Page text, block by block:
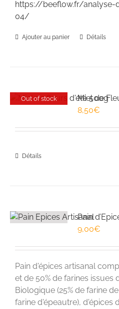
https://beeflow.fr/
04/
Ajouter au panier Détails
Out of stock
Miel de
8,50€
Détails
Pain
9,00€
Pain d'épices artisanal
et de 50% de farines issues
Biologique (25% de farine
farine d'épeautre), d'épices